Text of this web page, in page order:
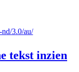
nd/3.0/au/
tekst inzien